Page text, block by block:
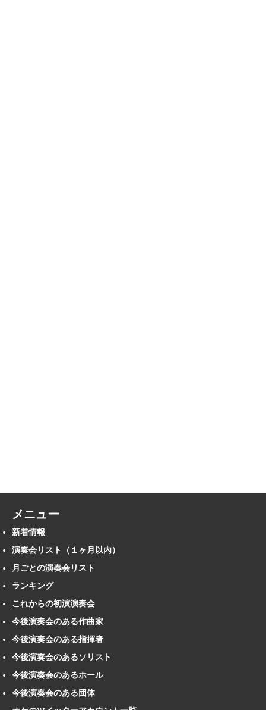
メニュー
新着情報
演奏会リスト（１ヶ月以内）
月ごとの演奏会リスト
ランキング
これからの初演演奏会
今後演奏会のある作曲家
今後演奏会のある指揮者
今後演奏会のあるソリスト
今後演奏会のあるホール
今後演奏会のある団体